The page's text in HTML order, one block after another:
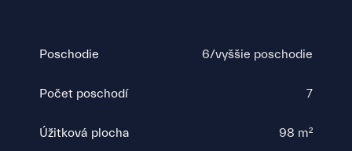
Poschodie 6/vyššie poschodie
Počet poschodí 7
Úžitková plocha 98 m²